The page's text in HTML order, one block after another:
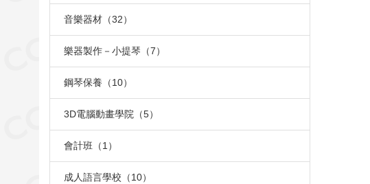
音樂器材（32）
樂器製作－小提琴（7）
鋼琴保養（10）
3D電腦動畫學院（5）
會計班（1）
成人語言學校（10）